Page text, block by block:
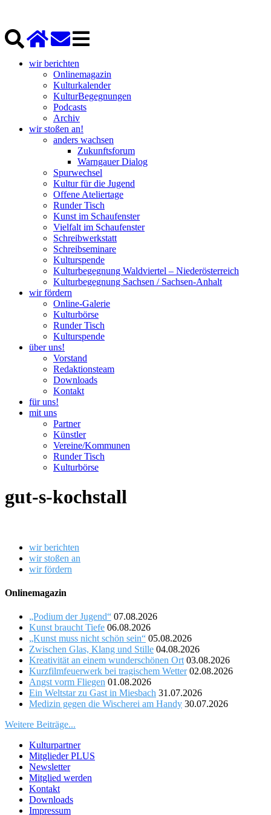
wir berichten
Onlinemagazin
Kulturkalender
KulturBegegnungen
Podcasts
Archiv
wir stoßen an!
anders wachsen
Zukunftsforum
Warngauer Dialog
Spurwechsel
Kultur für die Jugend
Offene Ateliertage
Runder Tisch
Kunst im Schaufenster
Vielfalt im Schaufenster
Schreibwerkstatt
Schreibseminare
Kulturspende
Kulturbegegnung Waldviertel – Niederösterreich
Kulturbegegnung Sachsen / Sachsen-Anhalt
wir fördern
Online-Galerie
Kulturbörse
Runder Tisch
Kulturspende
über uns!
Vorstand
Redaktionsteam
Downloads
Kontakt
für uns!
mit uns
Partner
Künstler
Vereine/Kommunen
Runder Tisch
Kulturbörse
gut-s-kochstall
wir berichten
wir stoßen an
wir fördern
Onlinemagazin
„Podium der Jugend“ 07.08.2026
Kunst braucht Tiefe 06.08.2026
„Kunst muss nicht schön sein“ 05.08.2026
Zwischen Glas, Klang und Stille 04.08.2026
Kreativität an einem wunderschönen Ort 03.08.2026
Kurzfilmfeuerwerk bei tragischem Wetter 02.08.2026
Angst vorm Fliegen 01.08.2026
Ein Weltstar zu Gast in Miesbach 31.07.2026
Medizin gegen die Wischerei am Handy 30.07.2026
Weitere Beiträge...
Kulturpartner
Mitglieder PLUS
Newsletter
Mitglied werden
Kontakt
Downloads
Impressum